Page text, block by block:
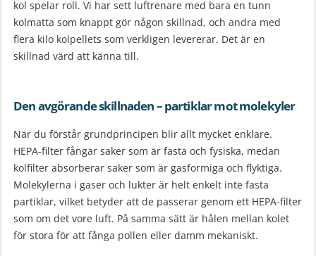
kol spelar roll. Vi har sett luftrenare med bara en tunn
kolmatta som knappt gör någon skillnad, och andra med
flera kilo kolpellets som verkligen levererar. Det är en
skillnad värd att känna till.
Den avgörande skillnaden – partiklar mot molekyler
När du förstår grundprincipen blir allt mycket enklare.
HEPA-filter fångar saker som är fasta och fysiska, medan
kolfilter absorberar saker som är gasformiga och flyktiga.
Molekylerna i gaser och lukter är helt enkelt inte fasta
partiklar, vilket betyder att de passerar genom ett HEPA-filter
som om det vore luft. På samma sätt är hålen mellan kolet
för stora för att fånga pollen eller damm mekaniskt.